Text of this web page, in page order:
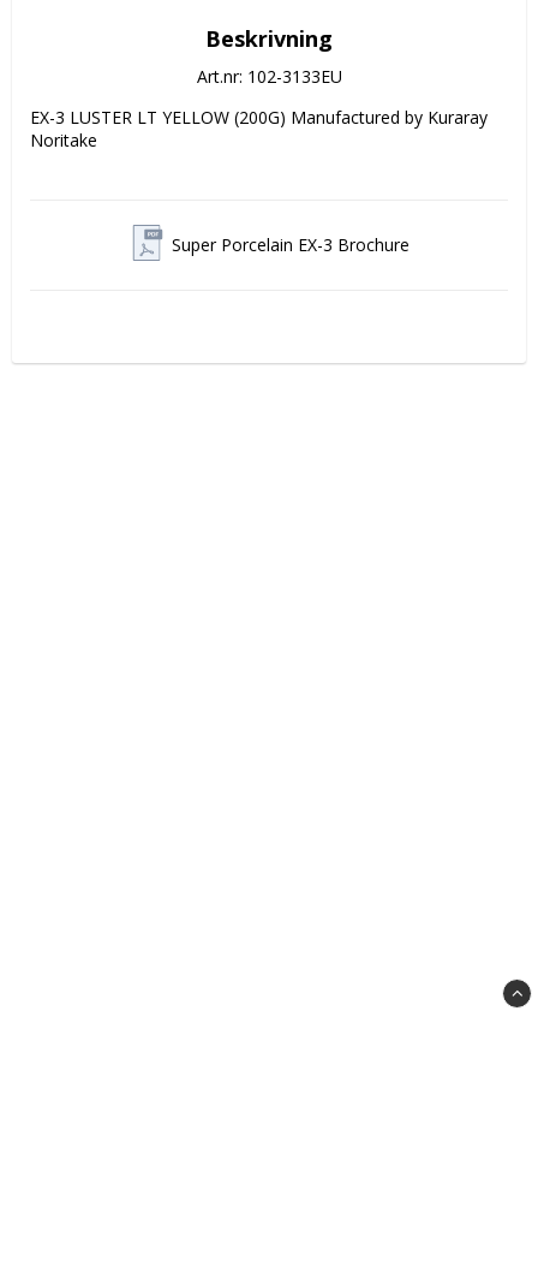
Beskrivning
Art.nr: 102-3133EU
EX-3 LUSTER LT YELLOW (200G) Manufactured by Kuraray
Noritake
Super Porcelain EX-3 Brochure